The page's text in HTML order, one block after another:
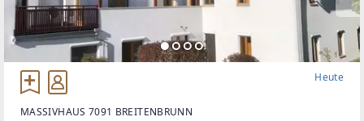
Heute
MASSIVHAUS 7091 BREITENBRUNN